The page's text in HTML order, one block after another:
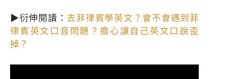
▶衍伸閱讀： 去菲律賓學英文？會不會遇到菲
律賓英文口音問題？擔心讓自己英文口說歪
掉？